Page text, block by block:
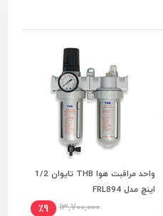
افزودن به سبد خرید
واحد مراقبت هوا THB تایوان 1/2
اینچ مدل FRL894
13,700,000 ٪9